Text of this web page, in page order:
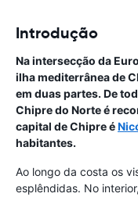
Introdução
Na intersecção da
ilha mediterrânea de
em duas partes. De
Chipre do Norte é
capital de Chipre é
habitantes.
Ao longo da costa os
esplêndidas. No